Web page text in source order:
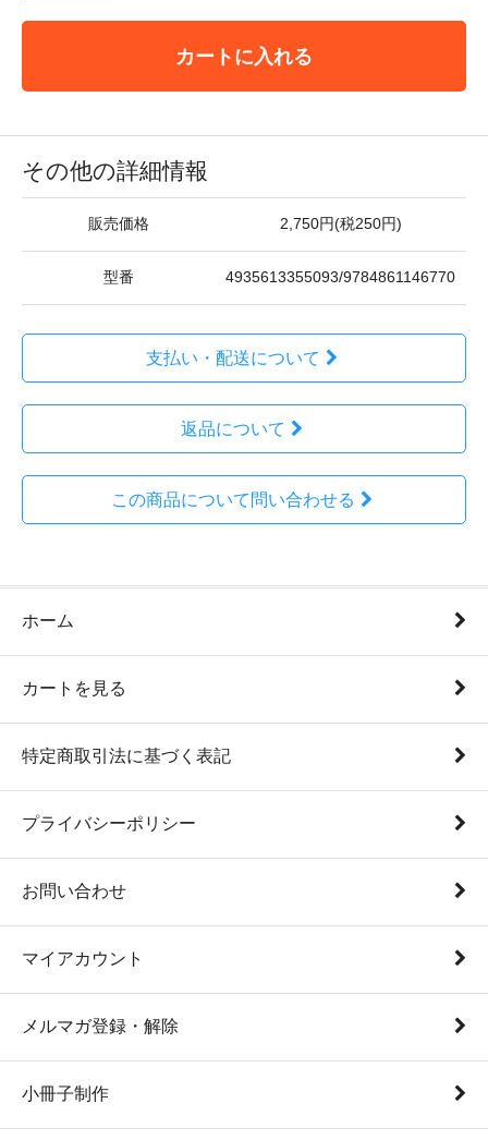
カートに入れる
その他の詳細情報
販売価格 2,750円(税250円)
型番 4935613355093/9784861146770
支払い・配送について
返品について
この商品について問い合わせる
ホーム
カートを見る
特定商取引法に基づく表記
プライバシーポリシー
お問い合わせ
マイアカウント
メルマガ登録・解除
小冊子制作